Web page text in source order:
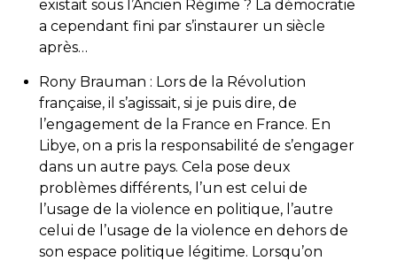
existait sous l’Ancien Régime ? La démocratie
a cependant fini par s’instaurer un siècle
après…
Rony Brauman : Lors de la Révolution
française, il s’agissait, si je puis dire, de
l’engagement de la France en France. En
Libye, on a pris la responsabilité de s’engager
dans un autre pays. Cela pose deux
problèmes différents, l’un est celui de
l’usage de la violence en politique, l’autre
celui de l’usage de la violence en dehors de
son espace politique légitime. Lorsqu’on